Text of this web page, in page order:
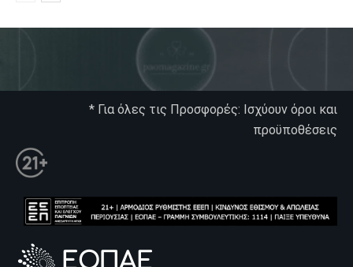
* Για όλες τις Προσφορές: Ισχύουν όροι και
προϋποθέσεις